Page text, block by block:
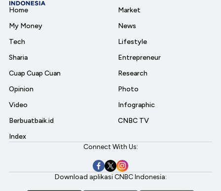
Home
My Money
Tech
Sharia
Cuap Cuap Cuan
Opinion
Video
Berbuatbaik.id
Index
Market
News
Lifestyle
Entrepreneur
Research
Photo
Infographic
CNBC TV
Connect With Us:
Download aplikasi CNBC Indonesia: